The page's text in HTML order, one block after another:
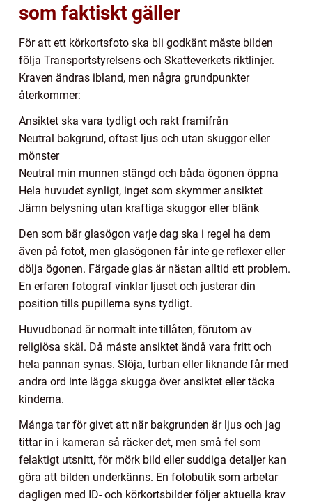
som faktiskt gäller
För att ett körkortsfoto ska bli godkänt måste bilden
följa Transportstyrelsens och Skatteverkets riktlinjer.
Kraven ändras ibland, men några grundpunkter
återkommer:
Ansiktet ska vara tydligt och rakt framifrån
Neutral bakgrund, oftast ljus och utan skuggor eller
mönster
Neutral min munnen stängd och båda ögonen öppna
Hela huvudet synligt, inget som skymmer ansiktet
Jämn belysning utan kraftiga skuggor eller blänk
Den som bär glasögon varje dag ska i regel ha dem
även på fotot, men glasögonen får inte ge reflexer eller
dölja ögonen. Färgade glas är nästan alltid ett problem.
En erfaren fotograf vinklar ljuset och justerar din
position tills pupillerna syns tydligt.
Huvudbonad är normalt inte tillåten, förutom av
religiösa skäl. Då måste ansiktet ändå vara fritt och
hela pannan synas. Slöja, turban eller liknande får med
andra ord inte lägga skugga över ansiktet eller täcka
kinderna.
Många tar för givet att när bakgrunden är ljus och jag
tittar in i kameran så räcker det, men små fel som
felaktigt utsnitt, för mörk bild eller suddiga detaljer kan
göra att bilden underkänns. En fotobutik som arbetar
dagligen med ID- och körkortsbilder följer aktuella krav